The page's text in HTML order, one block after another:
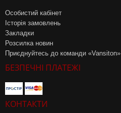
Особистий кабінет
Історія замовлень
Закладки
Розсилка новин
Приєднуйтесь до команди «Vansiton»
БЕЗПЕЧНІ ПЛАТЕЖІ
КОНТАКТИ